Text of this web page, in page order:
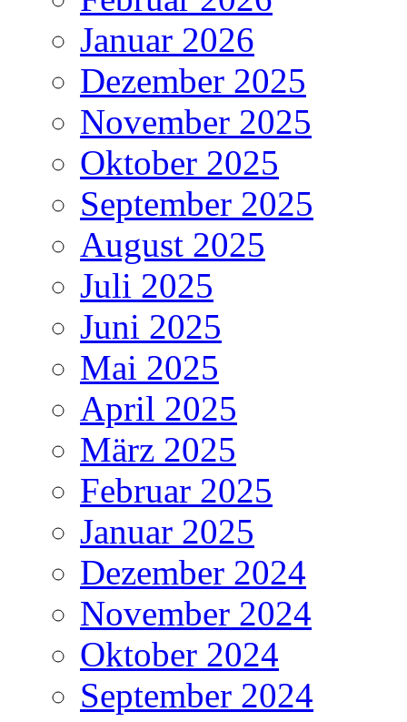
Januar 2026
Dezember 2025
November 2025
Oktober 2025
September 2025
August 2025
Juli 2025
Juni 2025
Mai 2025
April 2025
März 2025
Februar 2025
Januar 2025
Dezember 2024
November 2024
Oktober 2024
September 2024